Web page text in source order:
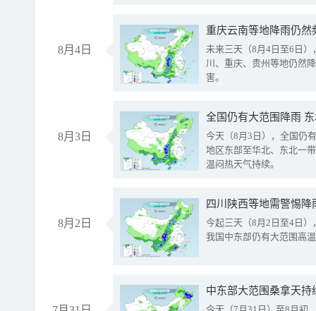
8月4日
重庆云南等地降雨仍然
未来三天（8月4日至6日
川、重庆、贵州等地仍然
害。
8月3日
全国仍有大范围降雨
今天（8月3日），全国仍
地区东部至华北、东北一
温闷热天气持续。
8月2日
今起三天（8月2日至4日
我国中东部仍有大范围高
中东部大范围桑拿天